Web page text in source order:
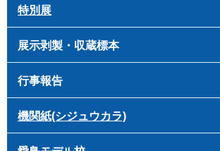
特別展
展示剥製・収蔵標本
行事報告
機関紙(シジュウカラ)